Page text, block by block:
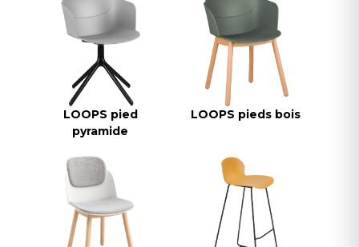
LOOPS pied
pyramide
LOOPS pieds bois